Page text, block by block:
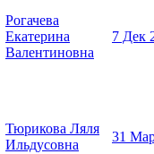
Рогачева
Екатерина
Валентиновна
7 Дек
Тюрикова Ляля
Ильдусовна
31